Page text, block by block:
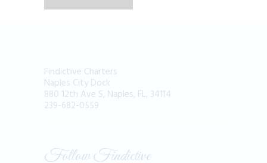
Findictive Charters
Naples City Dock
880 12th Ave S, Naples, FL, 34114
239-682-0559
Follow Findictive